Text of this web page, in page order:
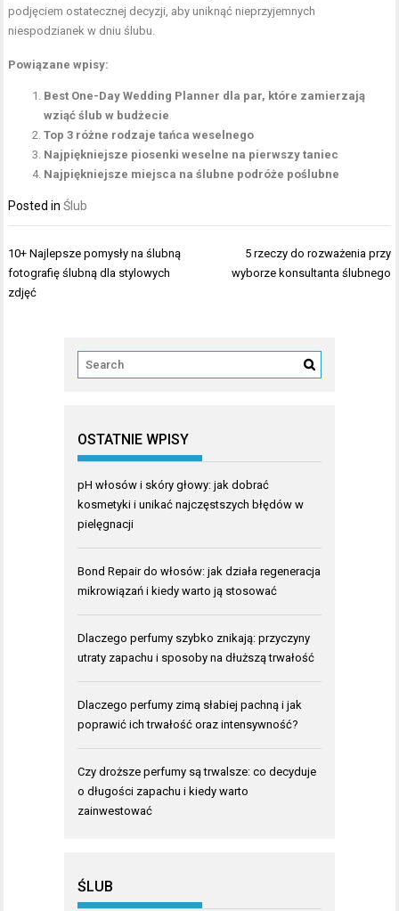
podjęciem ostatecznej decyzji, aby uniknąć nieprzyjemnych
niespodzianek w dniu ślubu.
Powiązane wpisy:
Best One-Day Wedding Planner dla par, które zamierzają
wziąć ślub w budżecie
Top 3 różne rodzaje tańca weselnego
Najpiękniejsze piosenki weselne na pierwszy taniec
Najpiękniejsze miejsca na ślubne podróże poślubne
Posted inŚlub
Nawigacja
wpisu
10+ Najlepsze pomysły na ślubną
fotografię ślubną dla stylowych
zdjęć
5 rzeczy do rozważenia przy
wyborze konsultanta ślubnego
OSTATNIE WPISY
pH włosów i skóry głowy: jak dobrać
kosmetyki i unikać najczęstszych błędów w
pielęgnacji
Bond Repair do włosów: jak działa regeneracja
mikrowiązań i kiedy warto ją stosować
Dlaczego perfumy szybko znikają: przyczyny
utraty zapachu i sposoby na dłuższą trwałość
Dlaczego perfumy zimą słabiej pachną i jak
poprawić ich trwałość oraz intensywność?
Czy droższe perfumy są trwalsze: co decyduje
o długości zapachu i kiedy warto
zainwestować
ŚLUB